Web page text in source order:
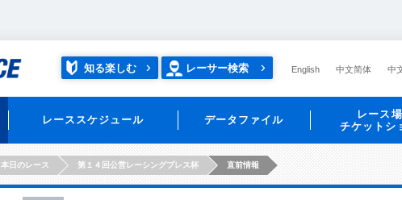
知る楽しむ レーサー検索 English 中文简体 中
レーススケジュール データファイル
レース場
チケットシ
本日のレース 第１４回公営レーシングプレス杯 直前情報